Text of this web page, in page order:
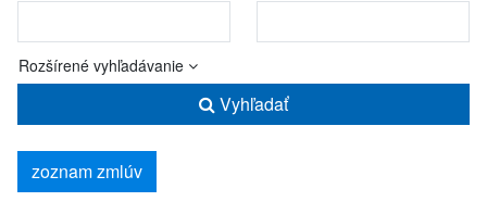
Rozšírené vyhľadávanie
Vyhľadať
zoznam zmlúv